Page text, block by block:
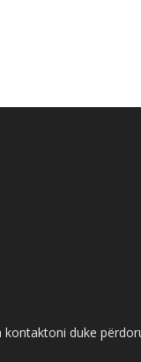
kontaktoni duke